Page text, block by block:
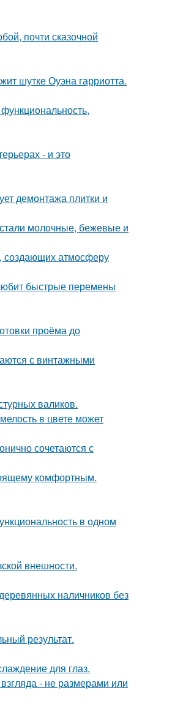
почти сказочной
шутке Оуэна гарриотта.
- и это
демонтажа плитки и
молочные, бежевые и
создающих атмосферу
быстрые перемены
проёма до
с винтажными
валиков.
в цвете может
сочетаются с
комфортным.
в одном
внешности.
наличников без
результат.
для глаз.
- не размерами или